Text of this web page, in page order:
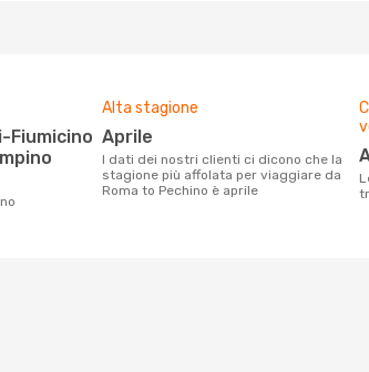
Alta stagione
aprile
I dati dei nostri clienti ci dicono che la
stagione più affolata per viaggiare da
Roma to Pechino è aprile
Le compagnie aeree con voli per la